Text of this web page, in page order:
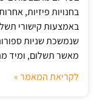
בחנויות פיזיות,
באמצעות קישורי
שנמשכת שניות
מאשר תשלום, ומיד
לקריאת המאמר »